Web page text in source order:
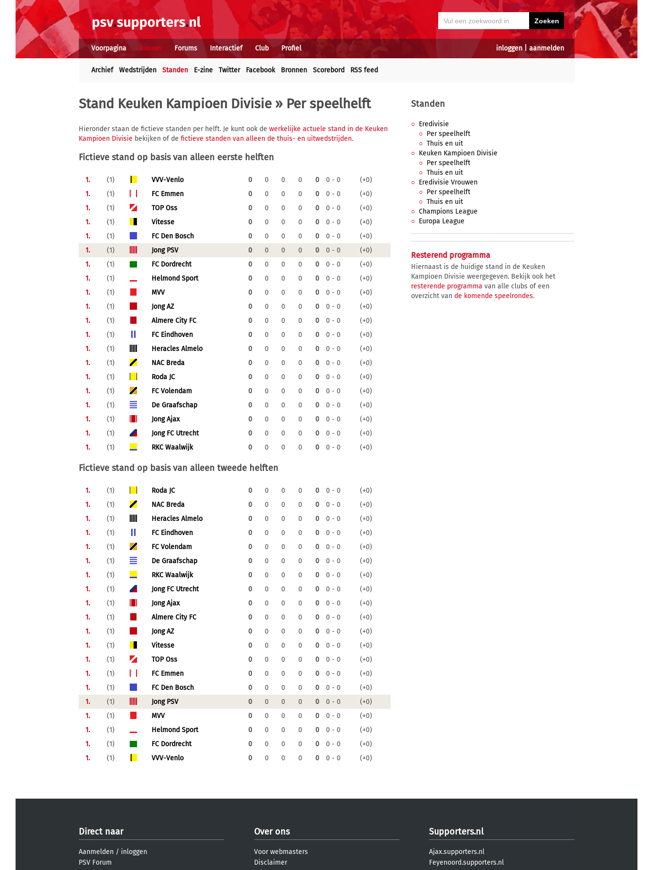
inloggen| aanmelden
Voorpagina Nieuws Forums Interactief Club Profiel
Archief Wedstrijden Standen E-zine Twitter Facebook Bronnen Scorebord RSS feed
Stand Keuken Kampioen Divisie » Per speelhelft
Hieronder staan de fictieve standen per helft. Je kunt ook de werkelijke actuele stand in de Keuken
Kampioen Divisie bekijken of de fictieve standen van alleen de thuis- en uitwedstrijden.
Fictieve stand op basis van alleen eerste helften
1. (1) VVV-Venlo 0 0 0 0 0 0 - 0
(+0)
1.
(1) FC Emmen 0 0 0 0 0 0 - 0
(+0)
1.
(1) TOP Oss 0 0 0 0 0 0 - 0
(+0)
1.
(1) Vitesse 0 0 0 0 0 0 - 0
(+0)
1.
(1) FC Den Bosch 0 0 0 0 0 0 - 0
(+0)
1.
(1) Jong PSV 0 0 0 0 0 0 - 0
(+0)
1.
(1) FC Dordrecht 0 0 0 0 0 0 - 0
(+0)
1.
(1) Helmond Sport 0 0 0 0 0 0 - 0
(+0)
1.
(1) MVV 0 0 0 0 0 0 - 0
(+0)
1.
(1) Jong AZ 0 0 0 0 0 0 - 0
(+0)
1.
(1) Almere City FC 0 0 0 0 0 0 - 0
(+0)
1.
(1) FC Eindhoven 0 0 0 0 0 0 - 0
(+0)
1.
(1) Heracles Almelo 0 0 0 0 0 0 - 0
(+0)
1.
(1) NAC Breda 0 0 0 0 0 0 - 0
(+0)
1.
(1) Roda JC 0 0 0 0 0 0 - 0
(+0)
1.
(1) FC Volendam 0 0 0 0 0 0 - 0
(+0)
1.
(1) De Graafschap 0 0 0 0 0 0 - 0
(+0)
1.
(1) Jong Ajax 0 0 0 0 0 0 - 0
(+0)
1.
(1) Jong FC Utrecht 0 0 0 0 0 0 - 0
(+0)
1.
(1) RKC Waalwijk 0 0 0 0 0 0 - 0 (+0)
Fictieve stand op basis van alleen tweede helften
1. (1) Roda JC 0 0 0 0 0 0 - 0
(+0)
1.
(1) NAC Breda 0 0 0 0 0 0 - 0
(+0)
1.
(1) Heracles Almelo 0 0 0 0 0 0 - 0
(+0)
1.
(1) FC Eindhoven 0 0 0 0 0 0 - 0
(+0)
1.
(1) FC Volendam 0 0 0 0 0 0 - 0
(+0)
1.
(1) De Graafschap 0 0 0 0 0 0 - 0
(+0)
1.
(1) RKC Waalwijk 0 0 0 0 0 0 - 0
(+0)
1.
(1) Jong FC Utrecht 0 0 0 0 0 0 - 0
(+0)
1.
(1) Jong Ajax 0 0 0 0 0 0 - 0
(+0)
1.
(1) Almere City FC 0 0 0 0 0 0 - 0
(+0)
1.
(1) Jong AZ 0 0 0 0 0 0 - 0
(+0)
1.
(1) Vitesse 0 0 0 0 0 0 - 0
(+0)
1.
(1) TOP Oss 0 0 0 0 0 0 - 0
(+0)
1.
(1) FC Emmen 0 0 0 0 0 0 - 0
(+0)
1.
(1) FC Den Bosch 0 0 0 0 0 0 - 0
(+0)
1.
(1) Jong PSV 0 0 0 0 0 0 - 0
(+0)
1.
(1) MVV 0 0 0 0 0 0 - 0
(+0)
1.
(1) Helmond Sport 0 0 0 0 0 0 - 0
(+0)
1.
(1) FC Dordrecht 0 0 0 0 0 0 - 0
(+0)
1.
(1) VVV-Venlo 0 0 0 0 0 0 - 0 (+0)
Standen
Eredivisie
Per speelhelft
Thuis en uit
Keuken Kampioen Divisie
Per speelhelft
Thuis en uit
Eredivisie Vrouwen
Per speelhelft
Thuis en uit
Champions League
Europa League
Resterend programma
Hiernaast is de huidige stand in de Keuken
Kampioen Divisie weergegeven. Bekijk ook het
resterende programma van alle clubs of een
overzicht van de komende speelrondes.
Direct naar
Aanmelden / inloggen
PSV Forum
Over ons
Voor webmasters
Disclaimer
Supporters.nl
Ajax.supporters.nl
Feyenoord.supporters.nl